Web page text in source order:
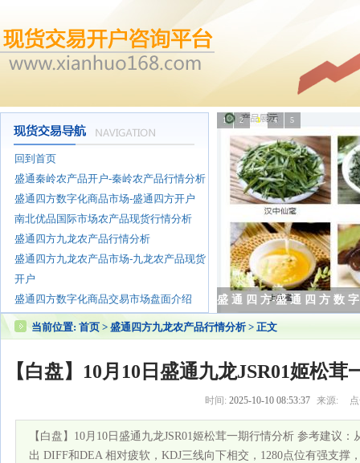
回到首页
盛通秦岭农产品开户-秦岭农产品行情分析
盛通四方数字化商品市场-盛通四方开户
南北优品国际市场农产品现货行情分析
盛通四方九龙农产品行情分析
盛通四方九龙农产品市场-九龙农产品现货
开户
盛通四方数字化商品交易市场盘面介绍
盛 通 四 方 数 字 化 商 品
1 2 3 4 5
当前位置: 首页 > 盛通四方九龙农产品行情分析> 正文
【白盘】10月10日盛通九龙JSR01姬松
户
时间: 2025-10-10 08:53:37 来源:
【白盘】10月10日盛通九龙JSR01姬松茸一期行情分析 参考建议
出 DIFF和DEA 相对疲软，KDJ三线向下相交，1280点位有强支撑